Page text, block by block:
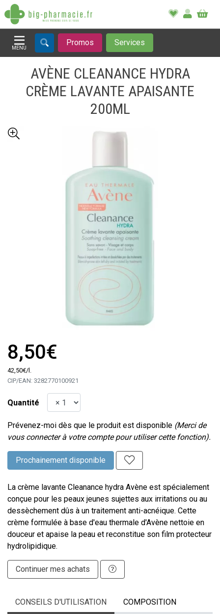
MENU
Afficher la navigation
Promos Services
AVÈNE CLEANANCE HYDRA
CRÈME LAVANTE APAISANTE
200ML
8,50€
42,50€/ l.
CIP/EAN: 3282770100921
Quantité
Prévenez-moi dès que le produit est disponible (Merci de
vous connecter à votre compte pour utiliser cette fonction).
Prochainement disponible
La crème lavante Cleanance hydra Avène est spécialement
conçue pour les peaux jeunes sujettes aux irritations ou au
dessèchement dûs à un traitement anti-acnéique. Cette
crème formulée à base d'eau thermale d'Avène nettoie en
douceur et apaise la peau et reconstitue son film protecteur
hydrolipidique.
Continuer mes achats
CONSEILS D'UTILISATION COMPOSITION